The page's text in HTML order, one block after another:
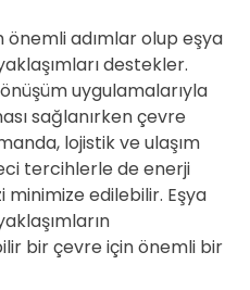
önemli adımlar olup eşya
destekler.
uygulamalarıyla
sağlanırken çevre
lojistik ve ulaşım
tercihlerle de enerji
edilebilir. Eşya
bir çevre için önemli bir